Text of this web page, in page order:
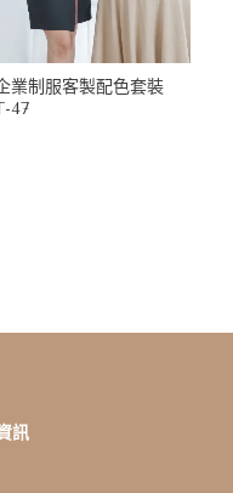
業制服客製配色套裝
47
訊